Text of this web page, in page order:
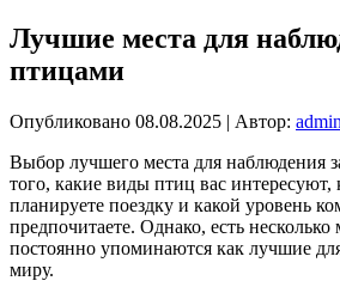
Лучшие места для
птицами
Опубликовано 08.08.2025 | Автор: admin
Выбор лучшего места для наблюдения
того, какие виды птиц вас интересуют,
планируете поездку и какой уровень
предпочитаете. Однако, есть несколько
постоянно упоминаются как лучшие
миру.